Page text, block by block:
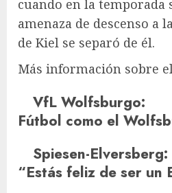
cuando en la temporada
amenaza de descenso a
de Kiel se separó de él.
Más información sobre
VfL Wolfsburgo:
Fútbol como el
Spiesen-Elversberg:
“Estás feliz de ser un